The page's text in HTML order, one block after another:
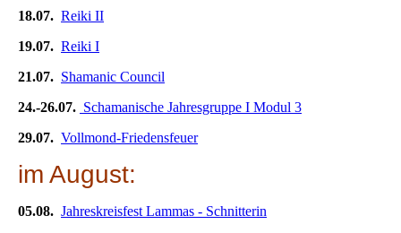
18.07. Reiki II
19.07. Reiki I
21.07. Shamanic Council
24.-26.07. Schamanische Jahresgruppe I Modul 3
29.07. Vollmond-Friedensfeuer
im August:
05.08. Jahreskreisfest Lammas - Schnitterin